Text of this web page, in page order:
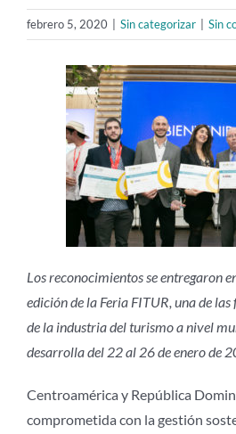
febrero 5, 2020 | Sin categorizar | Sin
Los reconocimientos se entregaron
edición de la Feria FITUR, una de
de la industria del turismo a nivel
desarrolla del 22 al 26 de enero de
Centroamérica y República
comprometida con la gestión